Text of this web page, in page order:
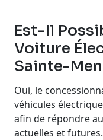
Est-Il
Voiture
Sainte-
Oui, le
véhicules
afin de répondre
actuelles et futures.